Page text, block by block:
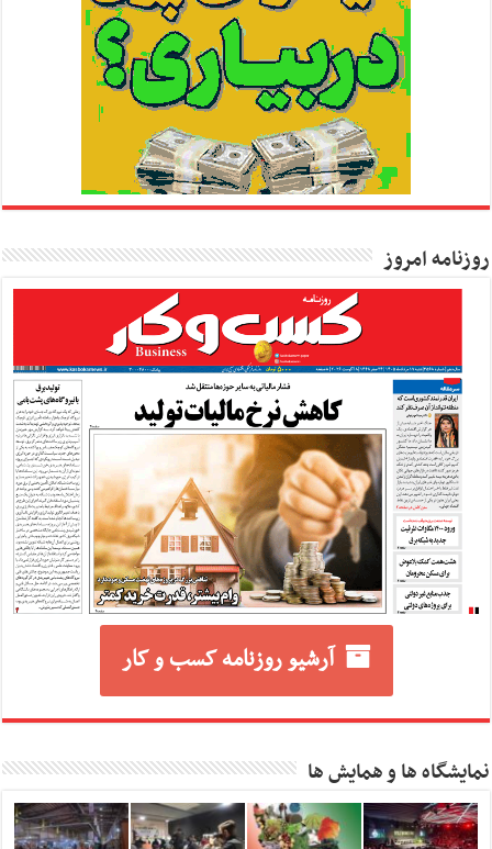
روزنامه امروز
آرشیو روزنامه کسب و کار
نمایشگاه ها و همایش ها